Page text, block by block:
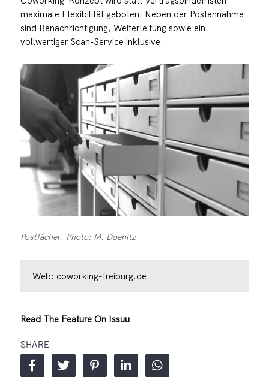
maximale Flexibilität geboten. Neben der Postannahme
sind Benachrichtigung, Weiterleitung sowie ein
vollwertiger Scan-Service inklusive.
Postfächer. Photo: M. Doenitz
Web: coworking-freiburg.de
Read The Feature On Issuu
SHARE